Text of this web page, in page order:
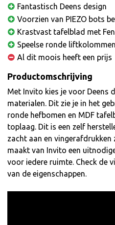
Fantastisch Deens design
Voorzien van PIEZO bots
Krastvast tafelblad met
Speelse ronde
Al dit moois heeft een prijs
Productomschrijving
Met Invito kies je voor Deens
materialen. Dit zie je in het
ronde hefbomen en MDF
toplaag. Dit is een zelf
zacht aan en
maakt van Invito een
voor iedere ruimte. Check de
van de eigenschappen.